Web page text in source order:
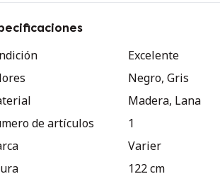
mantener el cuerpo equilibrado y
relajación total. Esta versión ha sido
en una preciosa tela de lana de la
Steiner1888 Arosa, creando un
Excelente
Negro, Gris
Madera, Lana
de artículos
1
Varier
122 cm